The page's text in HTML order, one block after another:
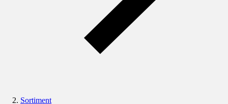
Sortiment